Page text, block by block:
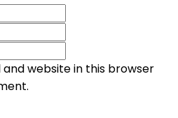
website in this browser